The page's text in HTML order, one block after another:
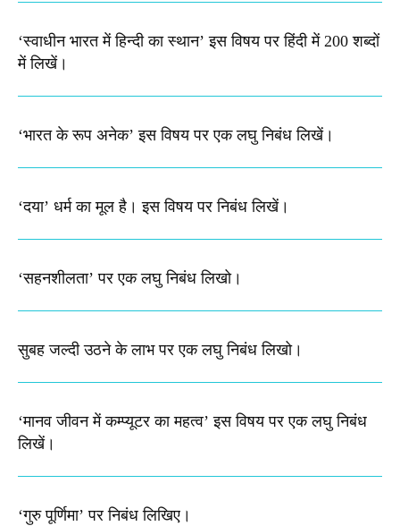
‘स्वाधीन भारत में हिन्दी का स्थान’ इस विषय पर हिंदी में 200 शब्दों
में लिखें।
‘भारत के रूप अनेक’ इस विषय पर एक लघु निबंध लिखें।
‘दया’ धर्म का मूल है। इस विषय पर निबंध लिखें।
‘सहनशीलता’ पर एक लघु निबंध लिखो।
सुबह जल्दी उठने के लाभ पर एक लघु निबंध लिखो।
‘मानव जीवन में कम्प्यूटर का महत्व’ इस विषय पर एक लघु निबंध
लिखें।
‘गुरु पूर्णिमा’ पर निबंध लिखिए।